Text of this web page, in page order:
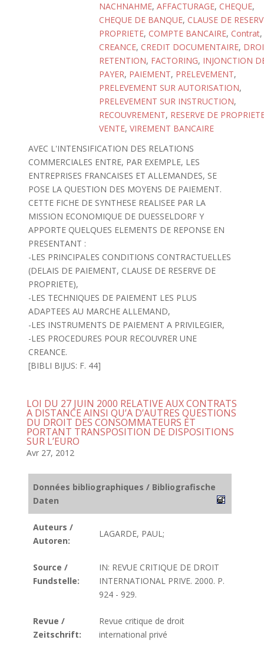
NACHNAHME, AFFACTURAGE, CHEQUE,
CHEQUE DE BANQUE, CLAUSE DE
PROPRIETE, COMPTE BANCAIRE, Contrat,
CREANCE, CREDIT DOCUMENTAIRE,
RETENTION, FACTORING, INJONCTION
PAYER, PAIEMENT, PRELEVEMENT,
PRELEVEMENT SUR AUTORISATION,
PRELEVEMENT SUR INSTRUCTION,
RECOUVREMENT, RESERVE DE
VENTE, VIREMENT BANCAIRE
AVEC L'INTENSIFICATION DES RELATIONS
COMMERCIALES ENTRE, PAR EXEMPLE, LES
ENTREPRISES FRANCAISES ET ALLEMANDES, SE
POSE LA QUESTION DES MOYENS DE PAIEMENT.
CETTE FICHE DE SYNTHESE REALISEE PAR LA
MISSION ECONOMIQUE DE DUESSELDORF Y
APPORTE QUELQUES ELEMENTS DE REPONSE EN
PRESENTANT :
-LES PRINCIPALES CONDITIONS CONTRACTUELLES
(DELAIS DE PAIEMENT, CLAUSE DE RESERVE DE
PROPRIETE),
-LES TECHNIQUES DE PAIEMENT LES PLUS
ADAPTEES AU MARCHE ALLEMAND,
-LES INSTRUMENTS DE PAIEMENT A PRIVILEGIER,
-LES PROCEDURES POUR RECOUVRER UNE
CREANCE.
[BIBLI BIJUS: F. 44]
LOI DU 27 JUIN 2000 RELATIVE AUX CONTRATS
A DISTANCE AINSI QU’A D’AUTRES QUESTIONS
DU DROIT DES CONSOMMATEURS ET
PORTANT TRANSPOSITION DE DISPOSITIONS
SUR L’EURO
Avr 27, 2012
Données bibliographiques / Bibliografische
Daten
Auteurs /
Autoren:
LAGARDE, PAUL;
Source /
Fundstelle:
IN: REVUE CRITIQUE DE DROIT
INTERNATIONAL PRIVE. 2000. P.
924 - 929.
Revue /
Zeitschrift:
Revue critique de droit
international privé